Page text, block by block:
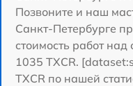
Позвоните и наш
Санкт-Петербурге
стоимость работ
1035 TXCR.
TXCR по нашей